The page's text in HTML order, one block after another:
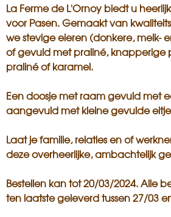
La Ferme de L'Ornoy biedt u
voor Pasen. Gemaakt van
we stevige eieren (donkere, melk-
of gevuld met praliné, knapperige
praliné of karamel.
Een doosje met raam gevuld met
aangevuld met kleine gevulde
Laat je familie, relaties en of
deze overheerlijke, ambachtelijk
Bestellen kan tot 20/03/2024. Alle
ten laatste geleverd tussen 27/03